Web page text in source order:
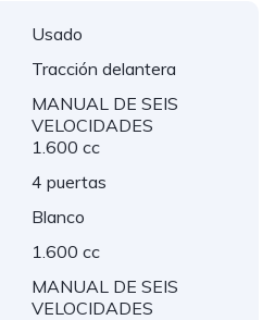
Usado
Tracción delantera
MANUAL DE SEIS
VELOCIDADES
1.600 cc
4 puertas
Blanco
1.600 cc
MANUAL DE SEIS
VELOCIDADES